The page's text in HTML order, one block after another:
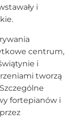
i
centrum,
i
tworzą
fortepianów i